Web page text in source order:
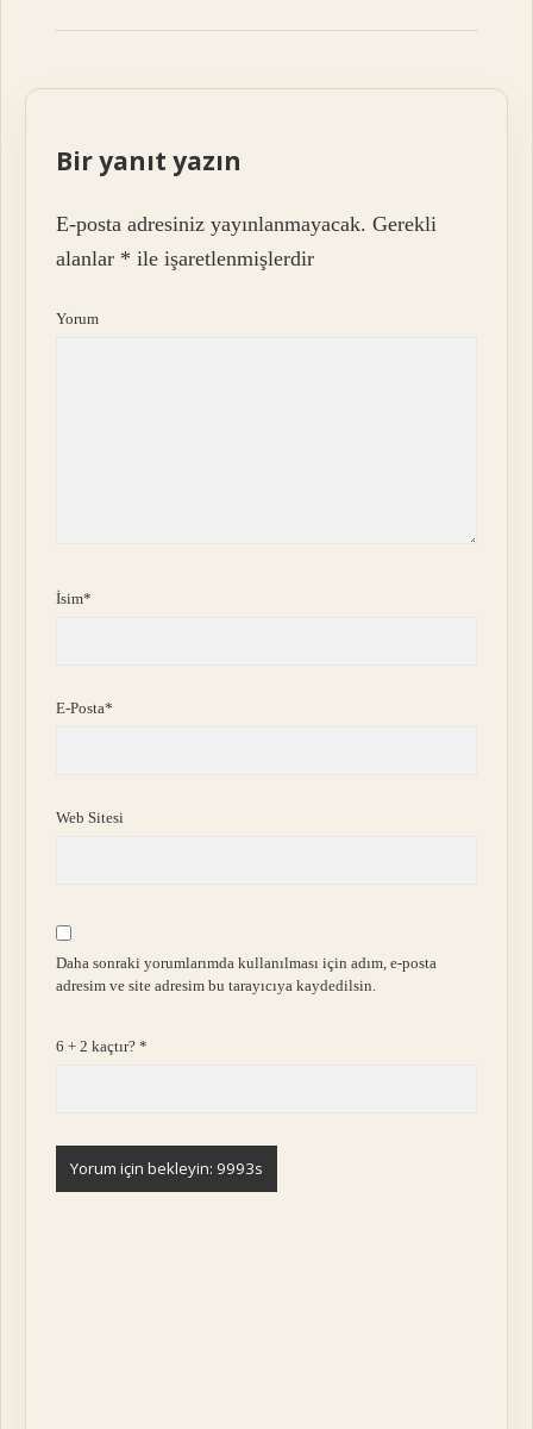
Bir yanıt yazın
E-posta adresiniz yayınlanmayacak. Gerekli
alanlar * ile işaretlenmişlerdir
Yorum
İsim*
E-Posta*
Web Sitesi
Daha sonraki yorumlarımda kullanılması için adım, e-posta
adresim ve site adresim bu tarayıcıya kaydedilsin.
6 + 2 kaçtır?*